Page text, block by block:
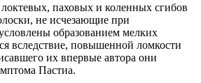
паховых и коленных сгибов
не исчезающие при
образованием мелких
вследствие, повышенной ломкости
их впервые автора они
Пастиа.